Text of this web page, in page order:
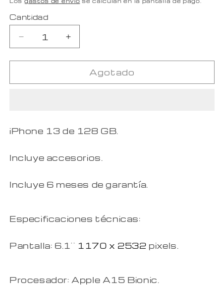
Cantidad
Reducir
cantidad
para
13
Nuevo
Aumentar
cantidad
para
iPhone
13
-
Nuevo
Agotado
iPhone 13 de 128 GB.
Incluye accesorios.
Incluye 6 meses de garantía.
Especificaciones técnicas:
Pantalla: 6.1¨ 1170 x 2532 pixels.
Procesador: Apple A15 Bionic.